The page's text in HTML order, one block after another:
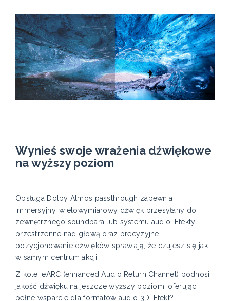
Wynieś swoje wrażenia dźwiękowe
na wyższy poziom
Obsługa Dolby Atmos passthrough zapewnia
immersyjny, wielowymiarowy dźwięk przesyłany do
zewnętrznego soundbara lub systemu audio. Efekty
przestrzenne nad głową oraz precyzyjne
pozycjonowanie dźwięków sprawiają, że czujesz się jak
w samym centrum akcji.
Z kolei eARC (enhanced Audio Return Channel) podnosi
jakość dźwięku na jeszcze wyższy poziom, oferując
pełne wsparcie dla formatów audio 3D. Efekt?